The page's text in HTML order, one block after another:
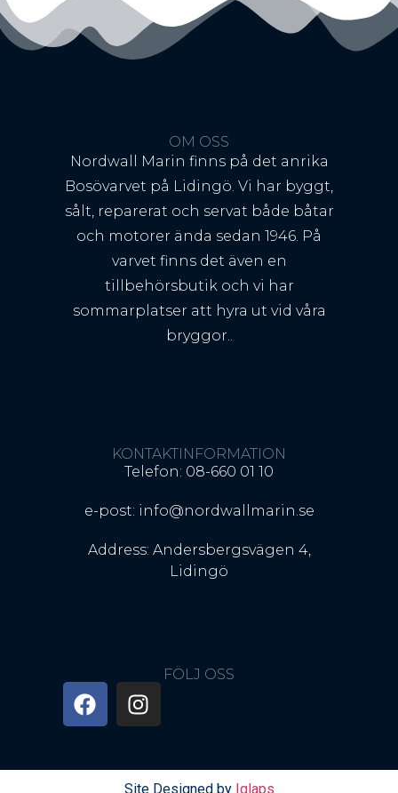
OM OSS
Nordwall Marin finns på det anrika
Bosövarvet på Lidingö. Vi har byggt,
sålt, reparerat och servat både båtar
och motorer ända sedan 1946. På
varvet finns det även en
tillbehörsbutik och vi har
sommarplatser att hyra ut vid våra
bryggor..
KONTAKTINFORMATION
Telefon: 08-660 01 10
e-post: info@nordwallmarin.se
Address: Andersbergsvägen 4,
Lidingö
FÖLJ OSS
Site Designed by Iglaps